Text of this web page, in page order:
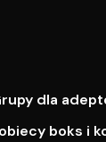
dla
boks i